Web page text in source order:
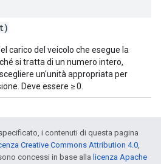
carico del veicolo che esegue la
si tratta di un numero intero,
un'unità appropriata per
Deve essere ≥ 0.
i contenuti di questa pagina
Creative Commons Attribution 4.0,
concessi in base alla licenza Apache